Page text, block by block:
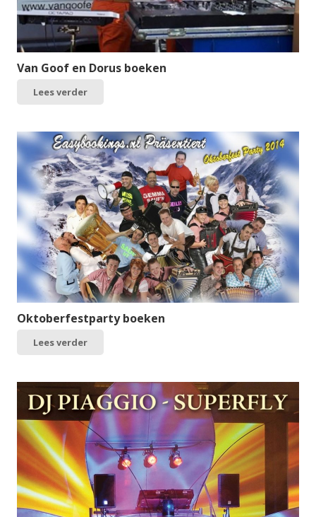
Van Goof en Dorus boeken
Lees verder
Oktoberfestparty boeken
Lees verder